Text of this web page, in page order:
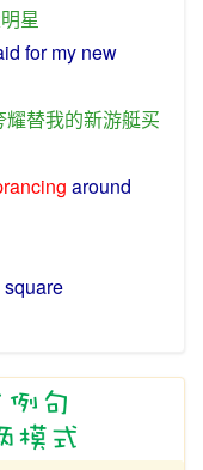
明星
for my new
耀替我的新游艇买
around
square